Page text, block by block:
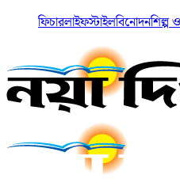
ফিচারলাইফস্টাইলবিনোদনশিল্প